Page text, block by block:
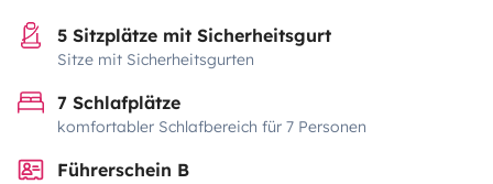
5 Sitzplätze mit Sicherheitsgurt
Sitze mit Sicherheitsgurten
7 Schlafplätze
komfortabler Schlafbereich für 7 Personen
Führerschein B